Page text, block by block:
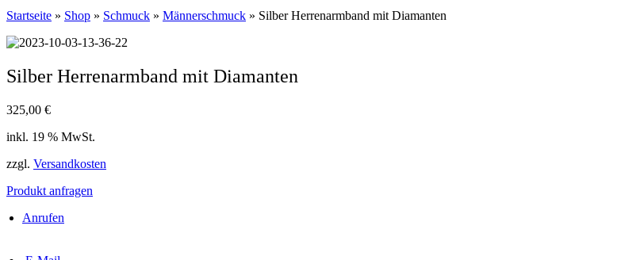
Startseite » Shop » Schmuck » Männerschmuck » Silber Herrenarmband mit Diamanten
Silber Herrenarmband mit Diamanten
325,00 €
inkl. 19 % MwSt.
zzgl. Versandkosten
Produkt anfragen
Anrufen